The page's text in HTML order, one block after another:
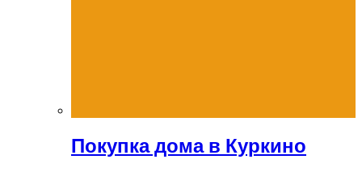
Покупка дома в Куркино